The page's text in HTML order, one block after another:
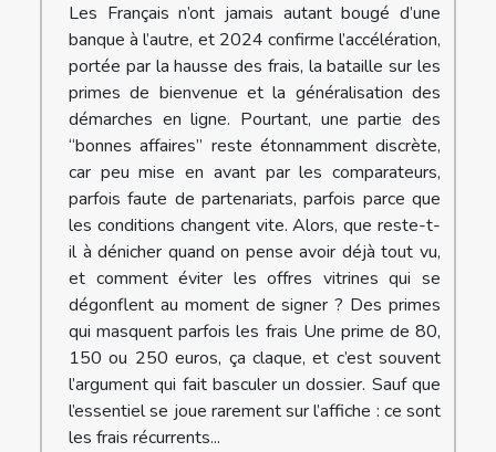
Les Français n’ont jamais autant bougé d’une
banque à l’autre, et 2024 confirme l’accélération,
portée par la hausse des frais, la bataille sur les
primes de bienvenue et la généralisation des
démarches en ligne. Pourtant, une partie des
“bonnes affaires” reste étonnamment discrète,
car peu mise en avant par les comparateurs,
parfois faute de partenariats, parfois parce que
les conditions changent vite. Alors, que reste-t-
il à dénicher quand on pense avoir déjà tout vu,
et comment éviter les offres vitrines qui se
dégonflent au moment de signer ? Des primes
qui masquent parfois les frais Une prime de 80,
150 ou 250 euros, ça claque, et c’est souvent
l’argument qui fait basculer un dossier. Sauf que
l’essentiel se joue rarement sur l’affiche : ce sont
les frais récurrents...